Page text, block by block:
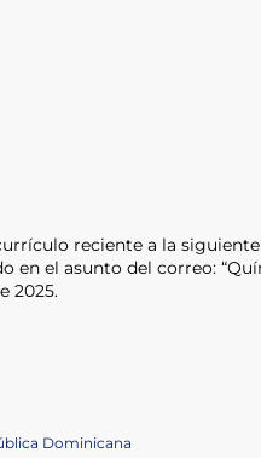
reciente a la siguiente
en el asunto del correo:
2025.
Dominicana